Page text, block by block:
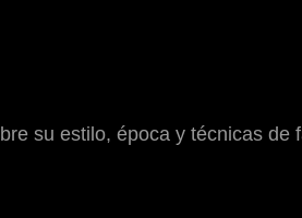
su estilo, época y técnicas